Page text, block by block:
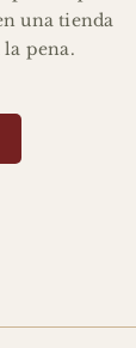
una tienda
la pena.